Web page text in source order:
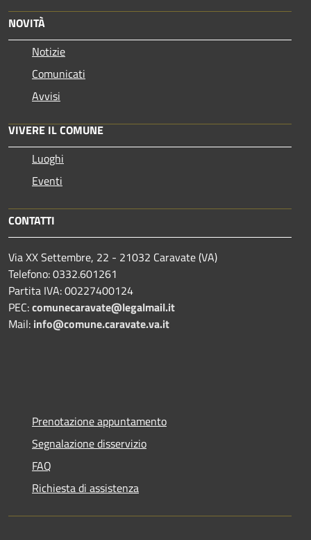
NOVITÀ
Notizie
Comunicati
Avvisi
VIVERE IL COMUNE
Luoghi
Eventi
CONTATTI
Via XX Settembre, 22 - 21032 Caravate (VA)
Telefono: 0332.601261
Partita IVA: 00227400124
PEC:comunecaravate@legalmail.it
Mail: info@comune.caravate.va.it
Prenotazione appuntamento
Segnalazione disservizio
FAQ
Richiesta di assistenza